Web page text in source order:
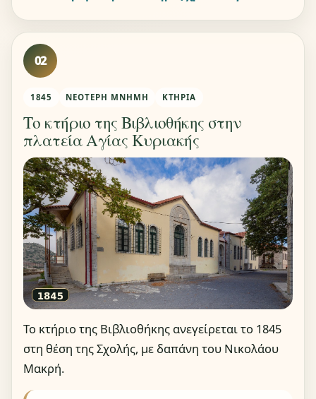
02
1845 ΝΕΌΤΕΡΗ ΜΝΉΜΗ ΚΤΉΡΙΑ
Το κτήριο της Βιβλιοθήκης στην
πλατεία Αγίας Κυριακής
Το κτήριο της Βιβλιοθήκης ανεγείρεται το 1845
στη θέση της Σχολής, με δαπάνη του Νικολάου
Μακρή.